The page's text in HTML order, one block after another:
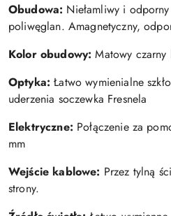
Obudowa: Niełamliwy i
poliwęglan. Amagnetyczny,
Kolor obudowy:Matowy czarny
Optyka:Łatwo wymienialne
uderzenia soczewka Fresnela
Elektryczne: Połączenie za
mm
Wejście kablowe: Przez tylną
strony.